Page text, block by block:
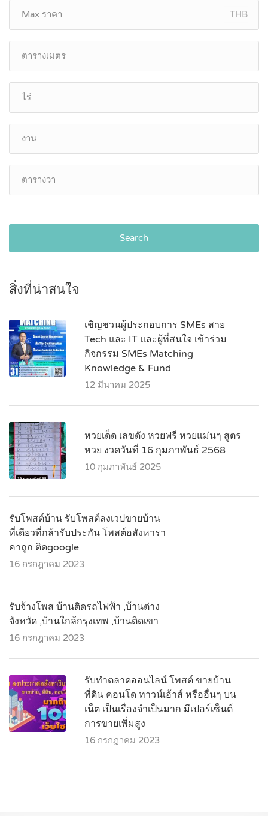
THB
Search
สิ่งที่น่าสนใจ
เชิญชวนผู้ประกอบการ SMEs สาย
Tech และ IT และผู้ที่สนใจ เข้าร่วม
กิจกรรม SMEs Matching
Knowledge & Fund
12 มีนาคม 2025
หวยเด็ด เลขดัง หวยฟรี หวยแม่นๆ สูตร
หวย งวดวันที่ 16 กุมภาพันธ์ 2568
10 กุมภาพันธ์ 2025
รับโพสต์บ้าน รับโพสต์ลงเวปขายบ้าน
ที่เดียวที่กล้ารับประกัน โพสต์อสังหารา
คาถูก ติดgoogle
16 กรกฎาคม 2023
รับจ้างโพส บ้านติดรถไฟฟ้า ,บ้านต่าง
จังหวัด ,บ้านใกล้กรุงเทพ ,บ้านติดเขา
16 กรกฎาคม 2023
รับทำตลาดออนไลน์ โพสต์ ขายบ้าน
ที่ดิน คอนโด ทาวน์เฮ้าส์ หรืออื่นๆ บน
เน็ต เป็นเรื่องจำเป็นมาก มีเปอร์เซ็นต์
การขายเพิ่มสูง
16 กรกฎาคม 2023